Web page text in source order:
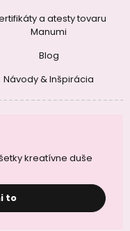
a atesty tovaru
Manumi
Blog
Návody & Inšpirácia
kreatívne duše
to